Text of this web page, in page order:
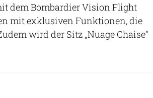
dem Bombardier Vision Flight
mit exklusiven Funktionen, die
wird der Sitz „Nuage Chaise“